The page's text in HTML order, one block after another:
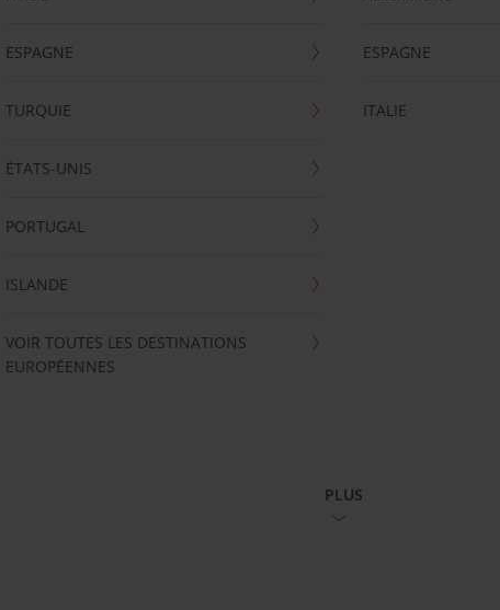
ESPAGNE
TURQUIE
ÉTATS-UNIS
PORTUGAL
ISLANDE
VOIR TOUTES LES DESTINATIONS
EUROPÉENNES
ESPAGNE
ITALIE
PLUS